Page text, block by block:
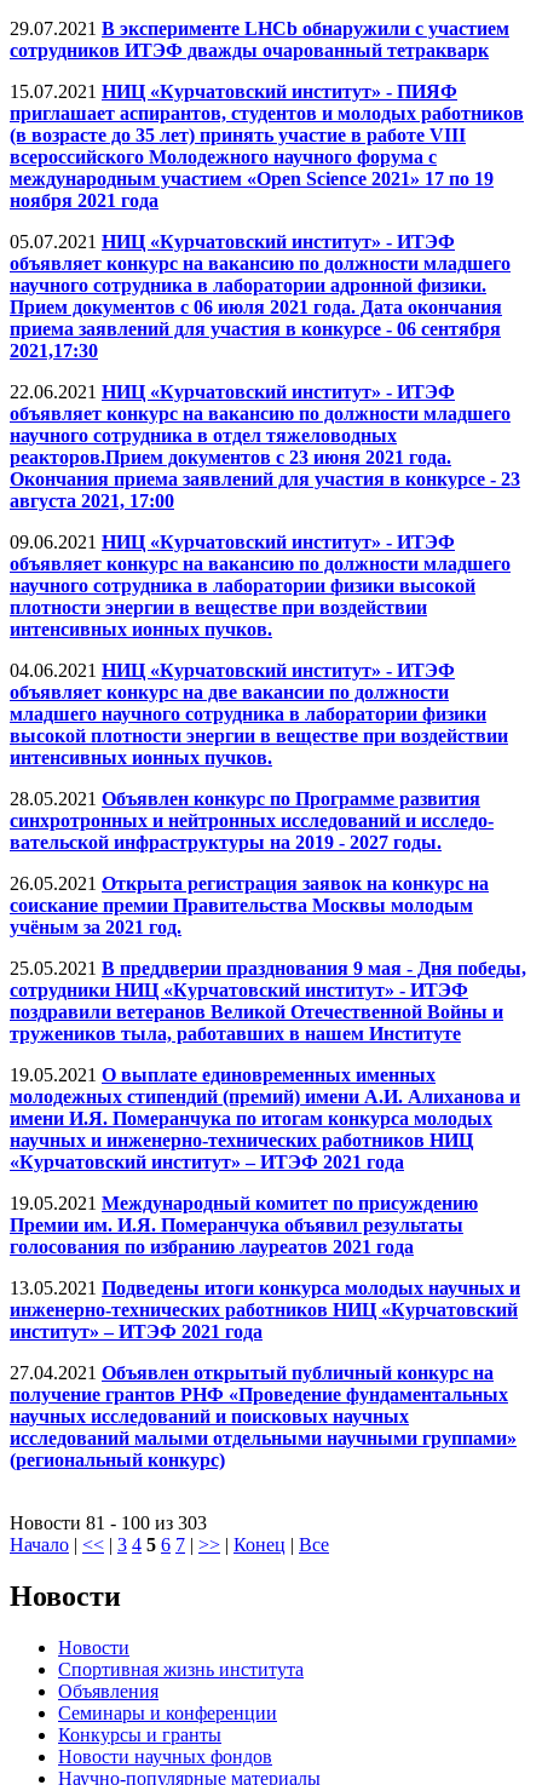
29.07.2021 В эксперименте LHCb обнаружили с участием
сотрудников ИТЭФ дважды очарованный тетракварк
15.07.2021 НИЦ «Курчатовский институт» - ПИЯФ
приглашает аспирантов, студентов и молодых работников
(в возрасте до 35 лет) принять участие в работе VIII
всероссийского Молодежного научного форума с
международным участием «Open Science 2021» 17 по 19
ноября 2021 года
05.07.2021 НИЦ «Курчатовский институт» - ИТЭФ
объявляет конкурс на вакансию по должности младшего
научного сотрудника в лаборатории адронной физики.
Прием документов с 06 июля 2021 года. Дата окончания
приема заявлений для участия в конкурсе - 06 сентября
2021,17:30
22.06.2021 НИЦ «Курчатовский институт» - ИТЭФ
объявляет конкурс на вакансию по должности младшего
научного сотрудника в отдел тяжеловодных
реакторов.Прием документов с 23 июня 2021 года.
Окончания приема заявлений для участия в конкурсе - 23
августа 2021, 17:00
09.06.2021 НИЦ «Курчатовский институт» - ИТЭФ
объявляет конкурс на вакансию по должности младшего
научного сотрудника в лаборатории физики высокой
плотности энергии в веществе при воздействии
интенсивных ионных пучков.
04.06.2021 НИЦ «Курчатовский институт» - ИТЭФ
объявляет конкурс на две вакансии по должности
младшего научного сотрудника в лаборатории физики
высокой плотности энергии в веществе при воздействии
интенсивных ионных пучков.
28.05.2021 Объявлен конкурс по Программе развития
синхротронных и нейтронных исследований и исследо-
вательской инфраструктуры на 2019 - 2027 годы.
26.05.2021 Открыта регистрация заявок на конкурс на
соискание премии Правительства Москвы молодым
учёным за 2021 год.
25.05.2021 В преддверии празднования 9 мая - Дня победы,
сотрудники НИЦ «Курчатовский институт» - ИТЭФ
поздравили ветеранов Великой Отечественной Войны и
тружеников тыла, работавших в нашем Институте
19.05.2021 О выплате единовременных именных
молодежных стипендий (премий) имени А.И. Алиханова и
имени И.Я. Померанчука по итогам конкурса молодых
научных и инженерно-технических работников НИЦ
«Курчатовский институт» – ИТЭФ 2021 года
19.05.2021 Международный комитет по присуждению
Премии им. И.Я. Померанчука объявил результаты
голосования по избранию лауреатов 2021 года
13.05.2021 Подведены итоги конкурса молодых научных и
инженерно-технических работников НИЦ «Курчатовский
институт» – ИТЭФ 2021 года
27.04.2021 Объявлен открытый публичный конкурс на
получение грантов РНФ «Проведение фундаментальных
научных исследований и поисковых научных
исследований малыми отдельными научными группами»
(региональный конкурс)
Новости 81 - 100 из 303
Начало | << | 3 4 5 6 7 | >> | Конец | Все
Новости
Новости
Спортивная жизнь института
Объявления
Семинары и конференции
Конкурсы и гранты
Новости научных фондов
Научно-популярные материалы